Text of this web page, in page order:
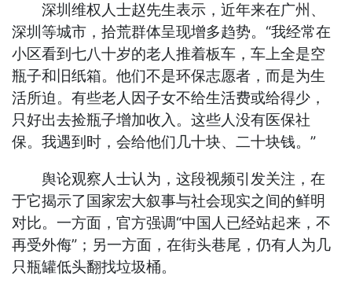
深圳维权人士赵先生表示，近年来在广州、
深圳等城市，拾荒群体呈现增多趋势。“我经常在
小区看到七八十岁的老人推着板车，车上全是空
瓶子和旧纸箱。他们不是环保志愿者，而是为生
活所迫。有些老人因子女不给生活费或给得少，
只好出去捡瓶子增加收入。这些人没有医保社
保。我遇到时，会给他们几十块、二十块钱。”
舆论观察人士认为，这段视频引发关注，在
于它揭示了国家宏大叙事与社会现实之间的鲜明
对比。一方面，官方强调“中国人已经站起来，不
再受外侮”；另一方面，在街头巷尾，仍有人为几
只瓶罐低头翻找垃圾桶。